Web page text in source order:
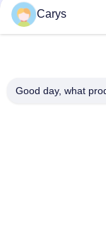
Carys
Good day, what